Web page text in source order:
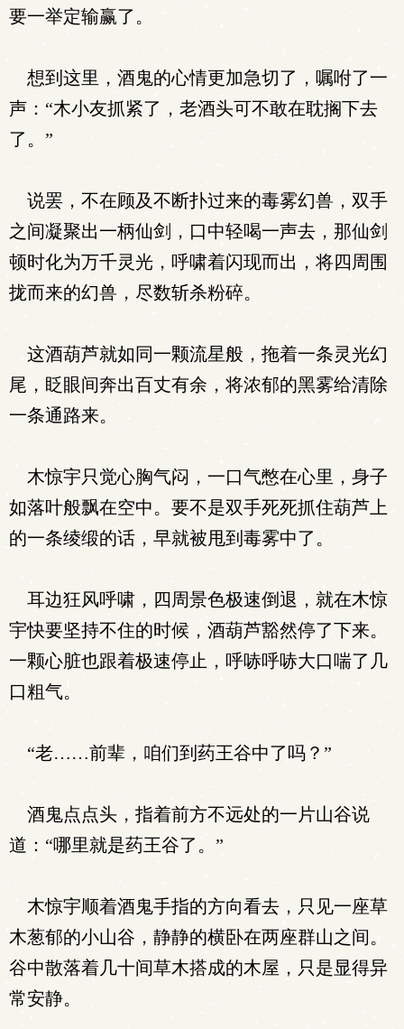
要一举定输赢了。
想到这里，酒鬼的心情更加急切了，嘱咐了一
声：“木小友抓紧了，老酒头可不敢在耽搁下去
了。”
说罢，不在顾及不断扑过来的毒雾幻兽，双手
之间凝聚出一柄仙剑，口中轻喝一声去，那仙剑
顿时化为万千灵光，呼啸着闪现而出，将四周围
拢而来的幻兽，尽数斩杀粉碎。
这酒葫芦就如同一颗流星般，拖着一条灵光幻
尾，眨眼间奔出百丈有余，将浓郁的黑雾给清除
一条通路来。
木惊宇只觉心胸气闷，一口气憋在心里，身子
如落叶般飘在空中。要不是双手死死抓住葫芦上
的一条绫缎的话，早就被甩到毒雾中了。
耳边狂风呼啸，四周景色极速倒退，就在木惊
宇快要坚持不住的时候，酒葫芦豁然停了下来。
一颗心脏也跟着极速停止，呼哧呼哧大口喘了几
口粗气。
“老……前辈，咱们到药王谷中了吗？”
酒鬼点点头，指着前方不远处的一片山谷说
道：“哪里就是药王谷了。”
木惊宇顺着酒鬼手指的方向看去，只见一座草
木葱郁的小山谷，静静的横卧在两座群山之间。
谷中散落着几十间草木搭成的木屋，只是显得异
常安静。